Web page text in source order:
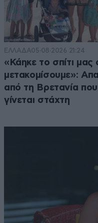
ΕΛΛΑΔΑ05·08·2026 21:24
«Κάηκε το σπίτι
μετακομίσουμε»:
από τη Βρετανία
γίνεται στάχτη